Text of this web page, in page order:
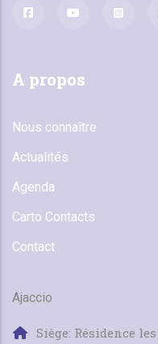
A propos
Nous connaître
Actualités
Agenda
Carto Contacts
Contact
Ajaccio
Siège: Résidence